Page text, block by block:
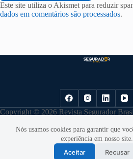
Nós usamos cookies para garantir que
experiência em nosso site.
Aceitar Recusar
Este site utiliza o Akismet para reduzir
dados em comentários são processados.
Copyright © 2026 Revista Segurador